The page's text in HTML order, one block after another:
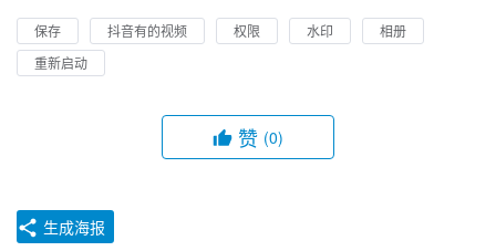
保存 抖音有的视频 权限 水印
相册
重新启动
赞 (0)
生成海报